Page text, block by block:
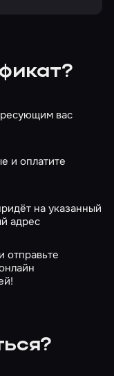
вас
и оплатите
на указанный
адрес
отправьте